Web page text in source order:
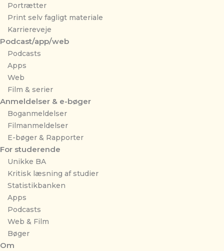
Portrætter
Print selv fagligt materiale
Karriereveje
Podcast/app/web
Podcasts
Apps
Web
Film & serier
Anmeldelser & e-bøger
Boganmeldelser
Filmanmeldelser
E-bøger & Rapporter
For studerende
Unikke BA
Kritisk læsning af studier
Statistikbanken
Apps
Podcasts
Web & Film
Bøger
Om